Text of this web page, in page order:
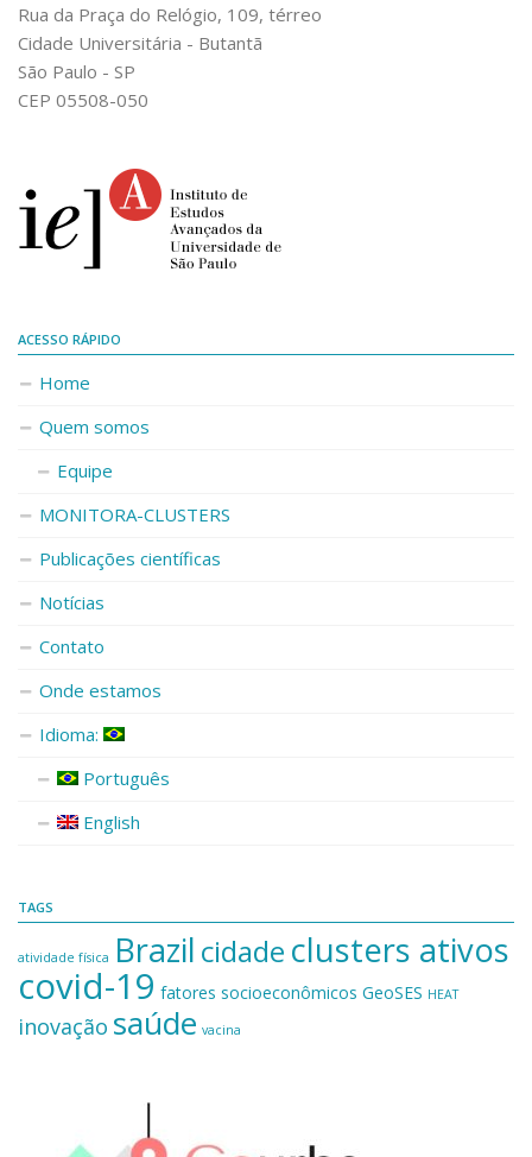
Rua da Praça do Relógio, 109, térreo
Cidade Universitária - Butantã
São Paulo - SP
CEP 05508-050
ACESSO RÁPIDO
Home
Quem somos
Equipe
MONITORA-CLUSTERS
Publicações científicas
Notícias
Contato
Onde estamos
Idioma:
Português
English
TAGS
atividade física Brazil cidade clusters ativos
covid-19 fatores socioeconômicos GeoSES HEAT
inovação saúde vacina